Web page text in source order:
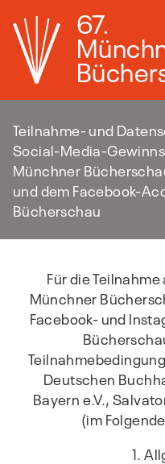
67.
Teilnahme- und
Social-Media-
Münchner
und dem Facebook-
Bücherschau
Für die
Münchner
Facebook- und
Deutschen
Bayern e.V.,
(im
1.